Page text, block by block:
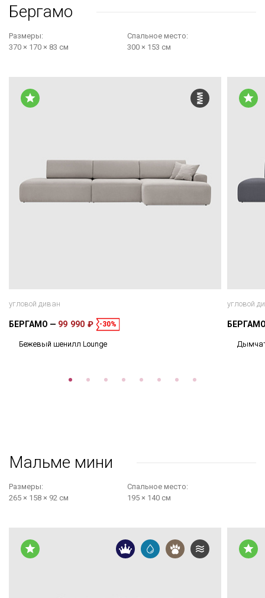
Бергамо
Размеры:
370 × 170 × 83 см
Cпальное место:
300 × 153 см
угловой диван
БЕРГАМО 99 990 ₽ -30%
Бежевый шенилл Lounge
угловой
Мальме мини
Размеры:
265 × 158 × 92 см
Cпальное место:
195 × 140 см